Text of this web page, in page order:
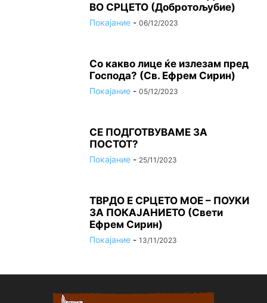
ВО СРЦЕТО (Добротољубие)
Покајание - 06/12/2023
Со какво лице ќе излезам пред
Господа? (Св. Ефрем Сирин)
Покајание - 05/12/2023
СЕ ПОДГОТВУВАМЕ ЗА
ПОСТОТ?
Покајание - 25/11/2023
ТВРДО Е СРЦЕТО МОЕ – ПОУКИ
ЗА ПОКАЈАНИЕТО (Свети
Ефрем Сирин)
Покајание - 13/11/2023